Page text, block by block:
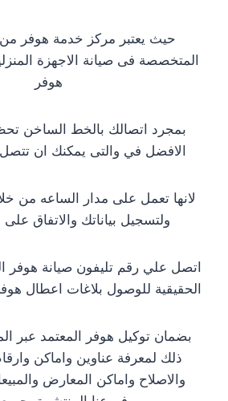
حيث يعتبر مركز خدمة هوفر من
المتخصصة فى صيانة الاجهزة
هوفر
بمجرد اتصالك بالخط الساخن
الافضل في والتى يمكنك ان
لانها تعمل على مدار الساعه من
ولتسجيل بياناتك والاتفاق
اتصل علي رقم تليفون صيانة هوفر
الحقيقية للوصول بلاغات اعطال
بضمان توكيل هوفر المعتمد عبر
ذلك لمعرفة عناوين واماكن
والاصلاح واماكن المعارض